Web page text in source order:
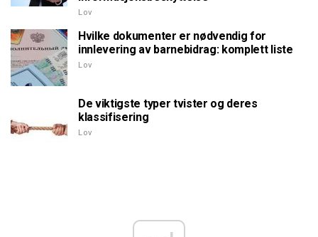
Lov
Hvilke dokumenter er nødvendig for
innlevering av barnebidrag: komplett liste
Lov
De viktigste typer tvister og deres
klassifisering
Lov